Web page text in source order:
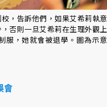
，告訴他們，如果艾希莉執意
否則一旦艾希莉在生理外觀上
服，她就會被退學。圖為示意
會